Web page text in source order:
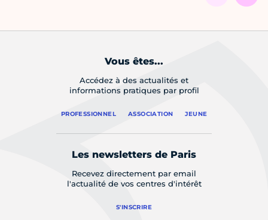
Vous êtes...
Accédez à des actualités et
informations pratiques par profil
PROFESSIONNEL ASSOCIATION JEUNE
Les newsletters de Paris
Recevez directement par email
l'actualité de vos centres d'intérêt
S'INSCRIRE